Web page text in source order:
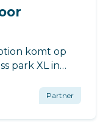
komt op
park XL in
Partner